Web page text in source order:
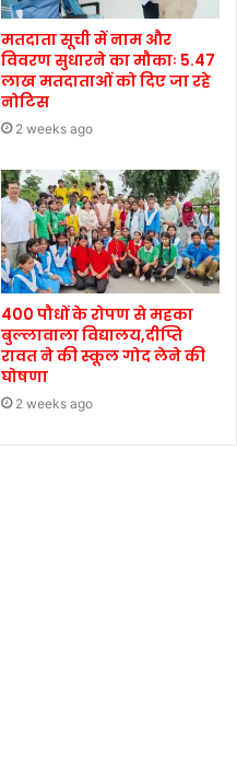
मतदाता सूची में नाम और
विवरण सुधारने का मौकाः 5.47
लाख मतदाताओं को दिए जा रहे
नोटिस
2 weeks ago
400 पौधों के रोपण से महका
बुल्लावाला विद्यालय,दीप्ति
रावत ने की स्कूल गोद लेने की
घोषणा
2 weeks ago